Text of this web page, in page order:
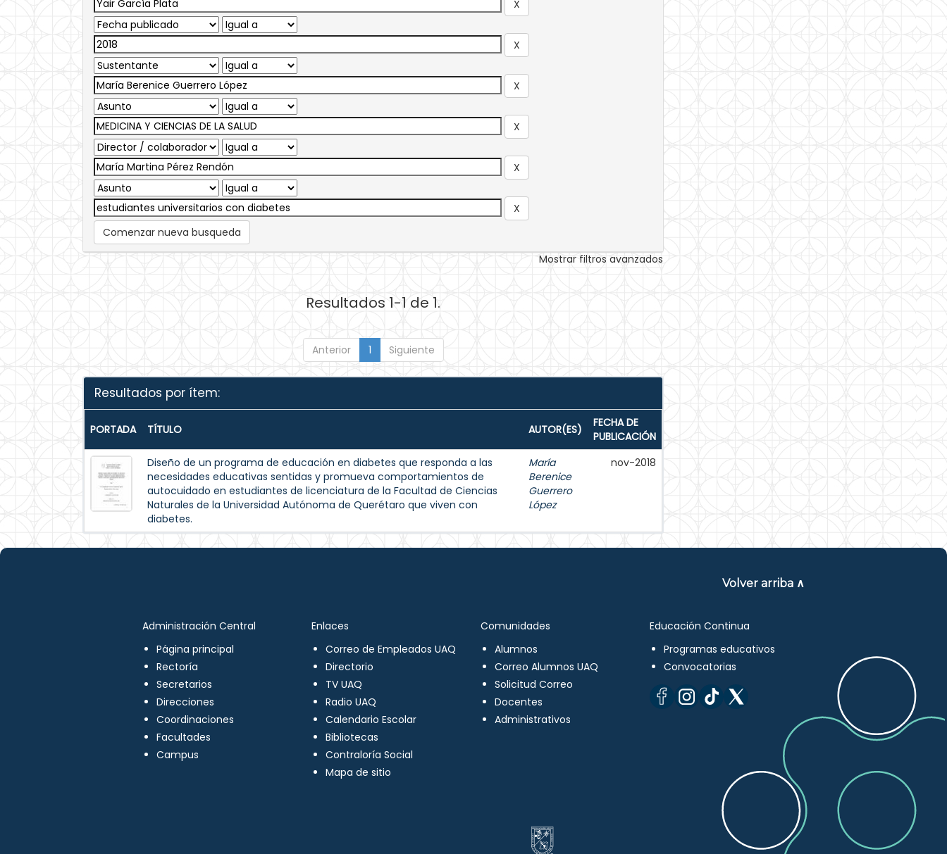
Comenzar nueva busqueda
Mostrar filtros avanzados
Resultados 1-1 de 1.
Anterior 1 Siguiente
Resultados por ítem:
PORTADA TÍTULO AUTOR(ES)
FECHA DE
PUBLICACIÓN
Diseño de un programa de educación en diabetes que responda a las
necesidades educativas sentidas y promueva comportamientos de
autocuidado en estudiantes de licenciatura de la Facultad de Ciencias
Naturales de la Universidad Autónoma de Querétaro que viven con
diabetes.
María
Berenice
Guerrero
López
nov-2018
Volver arriba ∧
Administración Central
Página principal
Rectoría
Secretarios
Direcciones
Coordinaciones
Facultades
Campus
Enlaces
Correo de Empleados UAQ
Directorio
TV UAQ
Radio UAQ
Calendario Escolar
Bibliotecas
Contraloría Social
Mapa de sitio
Comunidades
Alumnos
Correo Alumnos UAQ
Solicitud Correo
Docentes
Administrativos
Educación Continua
Programas educativos
Convocatorias